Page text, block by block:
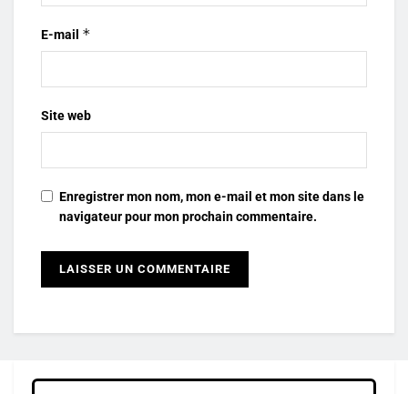
E-mail *
Site web
Enregistrer mon nom, mon e-mail et mon site dans le
navigateur pour mon prochain commentaire.